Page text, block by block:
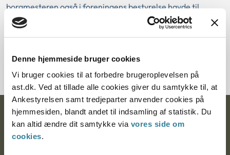
Denne hjemmeside bruger cookies
Vi bruger cookies til at forbedre brugeroplevelsen på
ast.dk. Ved at tillade alle cookies giver du samtykke til, at
Ankestyrelsen samt tredjeparter anvender cookies på
hjemmesiden, blandt andet til indsamling af statistik. Du
kan altid ændre dit samtykke via vores side om
cookies.
borgmesteren også i foreningens bestyrelse havde til
opgave at varetage kommunens interesser.
Download PDF
Ankestyrelsen
Postadresse: